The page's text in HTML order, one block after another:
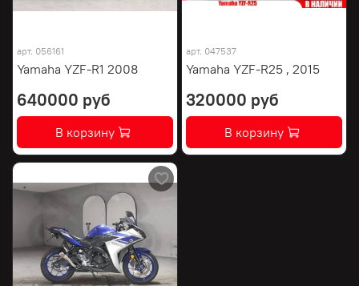
арт. 056161
Yamaha YZF-R1 2008
640000 руб
В корзину
арт. 047537
Yamaha YZF-R25 , 2015
320000 руб
В корзину